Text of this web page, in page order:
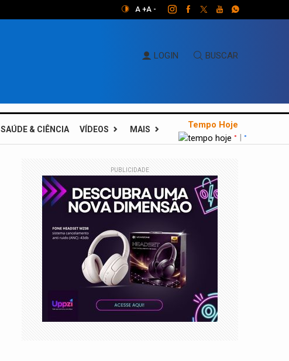
A +A -
LOGIN BUSCAR
SAÚDE & CIÊNCIA VÍDEOS MAIS Tempo Hoje
° | °
PUBLICIDADE